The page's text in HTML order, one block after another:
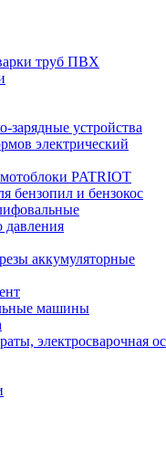
труб ПВХ
зарядные устройства
электрический
PATRIOT
бензопил и бензокос
аккумуляторные
машины
электросварочная